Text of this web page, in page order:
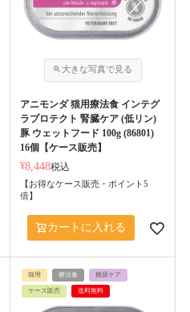
アニモンダ 猫用療法食 インテグ
ラプロテクト 腎臓ケア (低リン)
豚 ウェットフード 100g (86801)
16個【ケース販売】
¥8,448税込
【お得なケース販売・ポイント5
倍】
カートに入れる
猫用 療法食 糖尿ケア
ケース販売 送料無料